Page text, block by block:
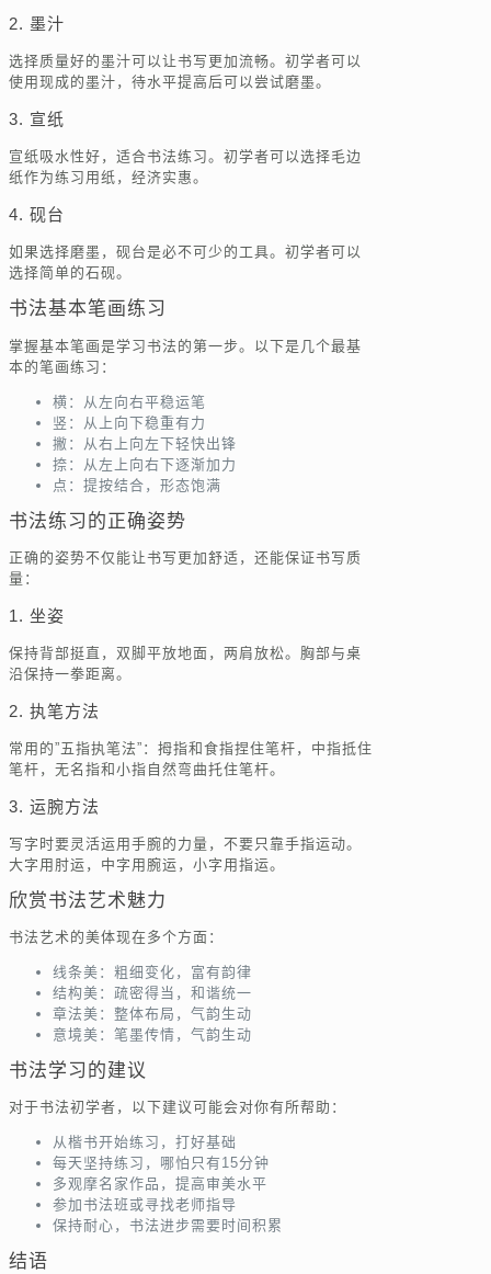
2. 墨汁
选择质量好的墨汁可以让书写更加流畅。初学者可以
使用现成的墨汁，待水平提高后可以尝试磨墨。
3. 宣纸
宣纸吸水性好，适合书法练习。初学者可以选择毛边
纸作为练习用纸，经济实惠。
4. 砚台
如果选择磨墨，砚台是必不可少的工具。初学者可以
选择简单的石砚。
书法基本笔画练习
掌握基本笔画是学习书法的第一步。以下是几个最基
本的笔画练习：
横：从左向右平稳运笔
竖：从上向下稳重有力
撇：从右上向左下轻快出锋
捺：从左上向右下逐渐加力
点：提按结合，形态饱满
书法练习的正确姿势
正确的姿势不仅能让书写更加舒适，还能保证书写质
量：
1. 坐姿
保持背部挺直，双脚平放地面，两肩放松。胸部与桌
沿保持一拳距离。
2. 执笔方法
常用的”五指执笔法”：拇指和食指捏住笔杆，中指抵住
笔杆，无名指和小指自然弯曲托住笔杆。
3. 运腕方法
写字时要灵活运用手腕的力量，不要只靠手指运动。
大字用肘运，中字用腕运，小字用指运。
欣赏书法艺术魅力
书法艺术的美体现在多个方面：
线条美：粗细变化，富有韵律
结构美：疏密得当，和谐统一
章法美：整体布局，气韵生动
意境美：笔墨传情，气韵生动
书法学习的建议
对于书法初学者，以下建议可能会对你有所帮助：
从楷书开始练习，打好基础
每天坚持练习，哪怕只有15分钟
多观摩名家作品，提高审美水平
参加书法班或寻找老师指导
保持耐心，书法进步需要时间积累
结语